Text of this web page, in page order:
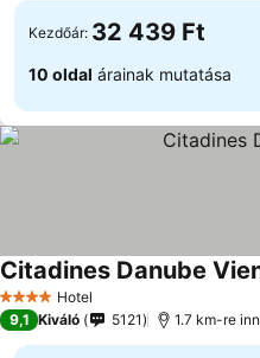
Kezdőár: 32 439 Ft
10 oldal árainak mutatása
4 KategóriaHotel
Citadines Danube
9,1 Kiváló 5121 1.7 km-re